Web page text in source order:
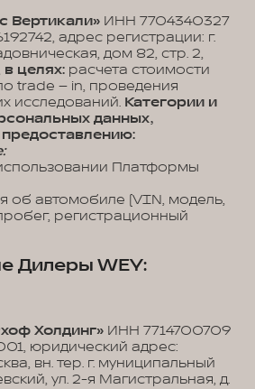
Вертикали» ИНН 7704340327
адрес регистрации: г.
дом 82, стр. 2,
в целях: расчета стоимости
trade – in, проведения
исследований. Категории и
данных,
Платформы
об автомобиле (VIN, модель,
регистрационный
Дилеры WEY:
Холдинг» ИНН 7714700709
юридический адрес:
вн. тер. г. муниципальный
ул. 2-я Магистральная, д.